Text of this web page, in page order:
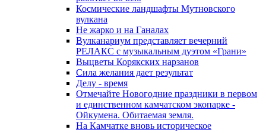
Космические ландшафты Мутновского
вулкана
Не жарко и на Ганалах
Вулканариум представляет вечерний
РЕЛАКС с музыкальным дуэтом «Грани»
Выцветы Корякских нарзанов
Сила желания дает результат
Делу - время
Отмечайте Новогодние праздники в первом
и единственном камчатском экопарке -
Ойкумена. Обитаемая земля.
На Камчатке вновь историческое